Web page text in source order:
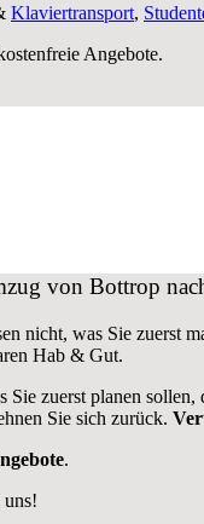
Klaviertransport,
Angebote.
von Bottrop
nicht, was Sie zuerst
Hab & Gut.
zuerst planen
Sie sich zurück.
.
uns!